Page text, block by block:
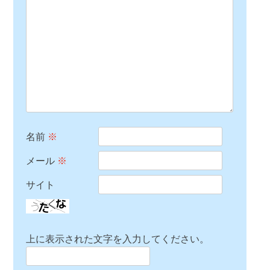
名前 ※
メール ※
サイト
上に表示された文字を入力してください。